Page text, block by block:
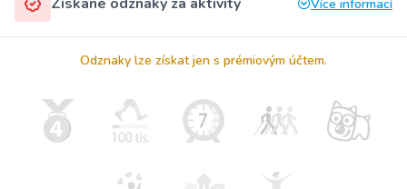
Více informací
Odznaky lze získat jen s prémiovým účtem.